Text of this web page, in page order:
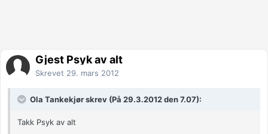
Gjest Psyk av alt
Skrevet 29. mars 2012
Ola Tankekjør skrev (På 29.3.2012 den 7.07):
Takk Psyk av alt